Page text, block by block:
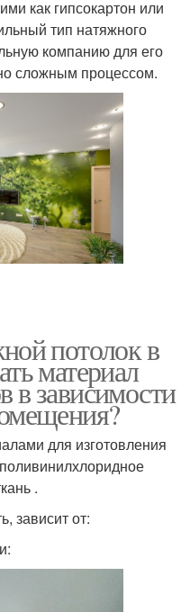
как гипсокартон или
тип натяжного
компанию для его
сложным процессом.
потолок в
материал
в зависимости
для изготовления
.
зависит от: